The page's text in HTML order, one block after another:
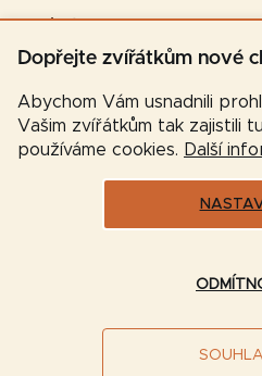
Dopřejte zvířátkům nové
Abychom Vám usnadnili
Vašim zvířátkům tak zajistili
používáme cookies. Další
Instagram
tipy a zajímavosti pro
Vytvořil
Upravit